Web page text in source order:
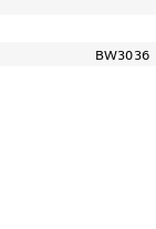
BW3036